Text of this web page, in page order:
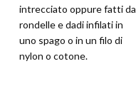
intrecciato oppure fatti da
rondelle e dadi infilati in
uno spago o in un filo di
nylon o cotone.